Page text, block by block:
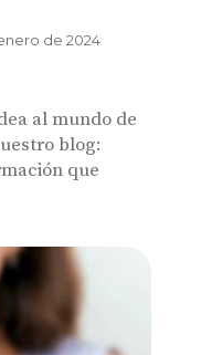
de 2024
al mundo de
blog:
que